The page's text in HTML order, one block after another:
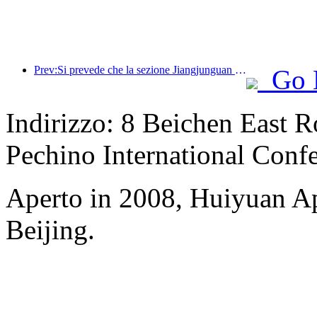
Prev:Si prevede che la sezione Jiangjunguan della Grande Muraglia nel distretto di Pinggu, a Pechino, aprirà al pubblico entro la fine del 2026.
Go
Indirizzo: 8 Beichen East
Pechino International
Aperto in 2008, Huiyuan
Beijing.